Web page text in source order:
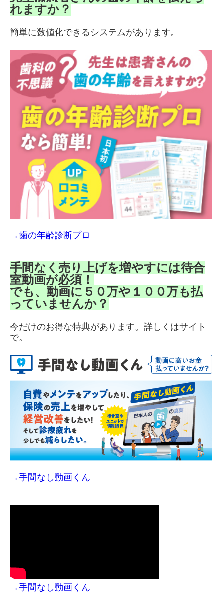
れますか？
簡単に数値化できるシステムがあります。
→歯の年齢診断プロ
手間なく売り上げを増やすには待合
室動画が必須！
でも、動画に５０万や１００万も払
っていませんか？
今だけのお得な特典があります。詳しくはサイト
で。
→手間なし動画くん
→手間なし動画くん